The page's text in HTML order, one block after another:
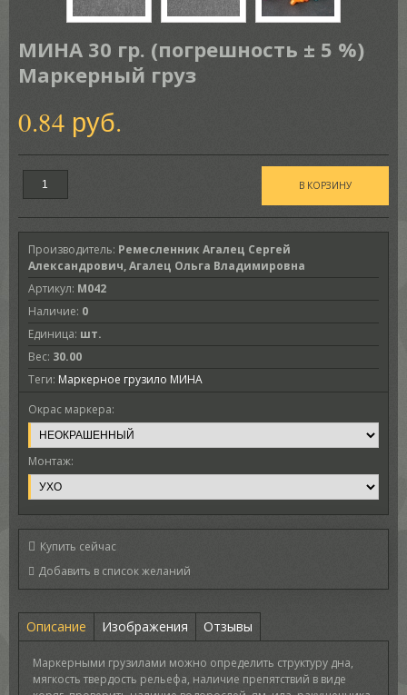
МИНА 30 гр. (погрешность ± 5 %)
Маркерный груз
0.84 руб.
Производитель: Ремесленник Агалец Сергей
Александрович, Агалец Ольга Владимировна
Артикул: M042
Наличие: 0
Единица: шт.
Вес: 30.00
Теги: Маркерное грузило МИНА
Окрас маркера:
Монтаж:
Купить сейчас
Описание Изображения Отзывы
Маркерными грузилами можно определить структуру дна,
мягкость твердость рельефа, наличие препятствий в виде